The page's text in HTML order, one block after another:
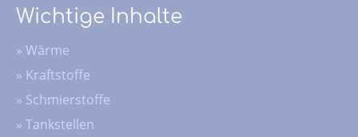
Wichtige Inhalte
» Wärme
» Kraftstoffe
» Schmierstoffe
» Tankstellen